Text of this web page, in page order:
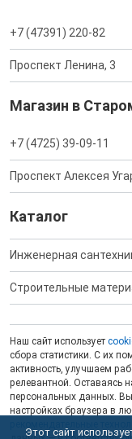
+7 (47391) 220-82
Проспект Ленина, 3
Магазин в
+7 (4725) 39-09-11
Проспект Алексея
Каталог
Инженерная
Строительные
Наш сайт использует
сбора статистики. С их
активность, улучшаем
релевантной. Оставаясь
персональных данных.
настройках браузера в
Этот сайт